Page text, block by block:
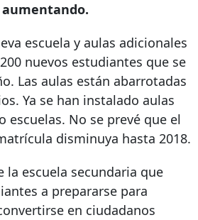
escuela y aulas adicionales
nuevos estudiantes que se
Las aulas están abarrotadas
Ya se han instalado aulas
escuelas. No se prevé que el
disminuya hasta 2018.
la escuela secundaria que
a prepararse para
en ciudadanos